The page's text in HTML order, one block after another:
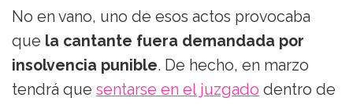
No en vano, uno de esos actos provocaba
que la cantante fuera demandada por
insolvencia punible. De hecho, en marzo
tendrá que sentarse en el juzgado dentro de